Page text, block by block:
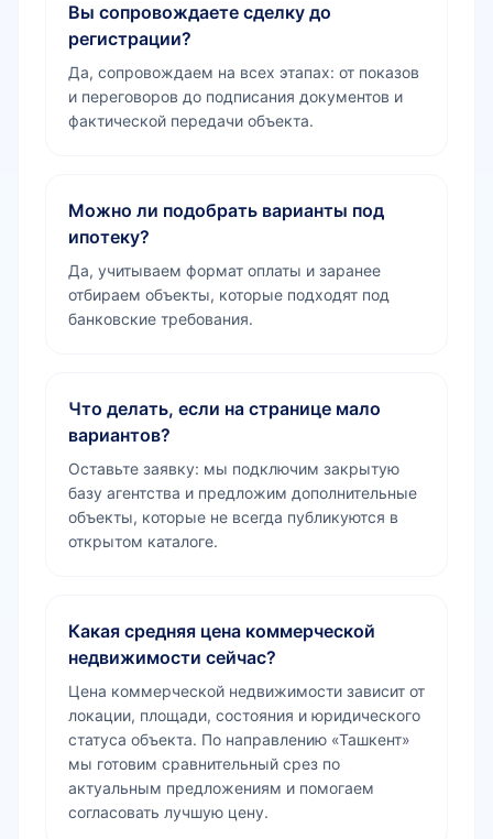
Вы сопровождаете сделку до
регистрации?
Да, сопровождаем на всех этапах: от показов
и переговоров до подписания документов и
фактической передачи объекта.
Можно ли подобрать варианты под
ипотеку?
Да, учитываем формат оплаты и заранее
отбираем объекты, которые подходят под
банковские требования.
Что делать, если на странице мало
вариантов?
Оставьте заявку: мы подключим закрытую
базу агентства и предложим дополнительные
объекты, которые не всегда публикуются в
открытом каталоге.
Какая средняя цена коммерческой
недвижимости сейчас?
Цена коммерческой недвижимости зависит от
локации, площади, состояния и юридического
статуса объекта. По направлению «Ташкент»
мы готовим сравнительный срез по
актуальным предложениям и помогаем
согласовать лучшую цену.